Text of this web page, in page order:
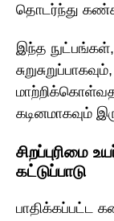
தொடர்ந்து
இந்த
கடினமாகவும்
சிறப்புரிமை
கட்டுப்பாடு
பாதிக்கப்பட்ட